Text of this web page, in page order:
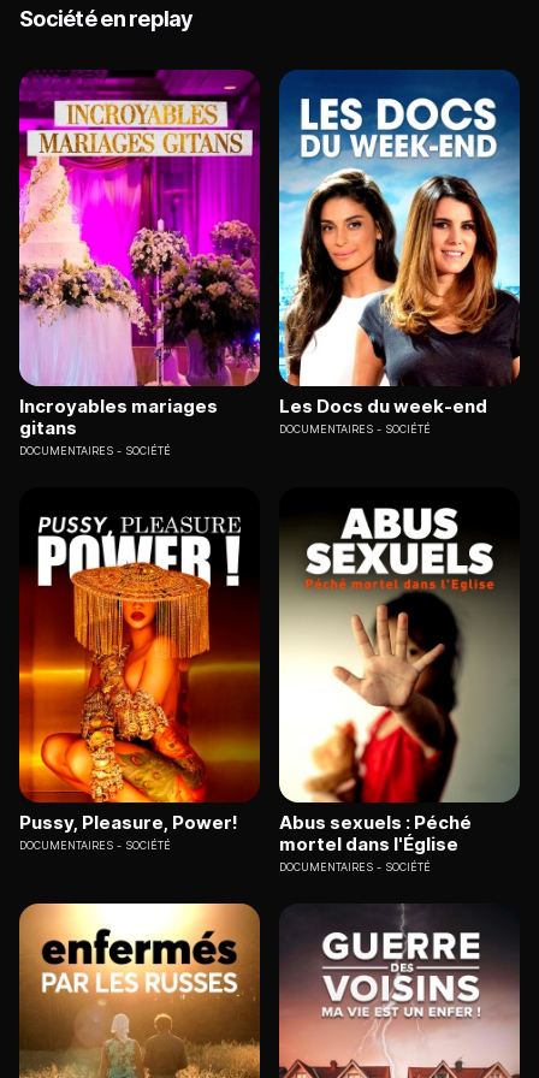
Société en replay
Incroyables mariages
gitans
DOCUMENTAIRES SOCIÉTÉ
Les Docs du week-end
DOCUMENTAIRES SOCIÉTÉ
Pussy, Pleasure, Power!
DOCUMENTAIRES SOCIÉTÉ
Abus sexuels : Péché
mortel dans l'Église
DOCUMENTAIRES SOCIÉTÉ